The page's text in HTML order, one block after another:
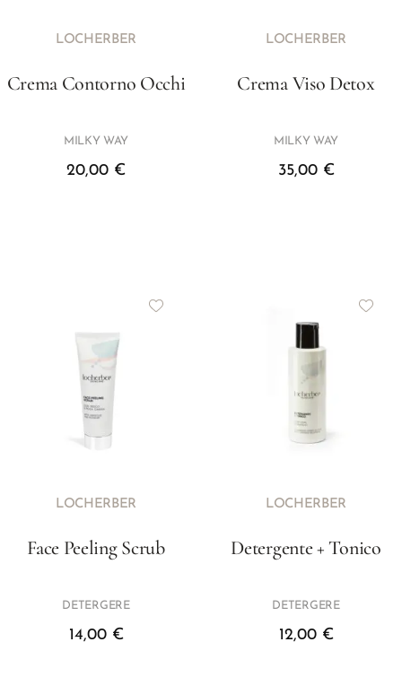
LOCHERBER
Crema Contorno Occhi
MILKY WAY
20,00 €
LOCHERBER
Crema Viso Detox
MILKY WAY
35,00 €
LOCHERBER
Face Peeling Scrub
DETERGERE
14,00 €
LOCHERBER
Detergente + Tonico
DETERGERE
12,00 €